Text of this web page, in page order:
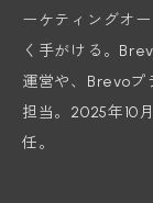
ーケティングオ
く手がける。
運営や、Brevoプ
担当。2025年10
任。